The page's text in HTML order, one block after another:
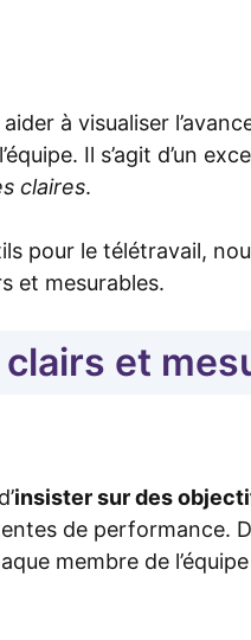
à visualiser
Il s’agit d’un
claires.
pour le télétravail,
et mesurables.
et
insister sur des
de performance.
membre de